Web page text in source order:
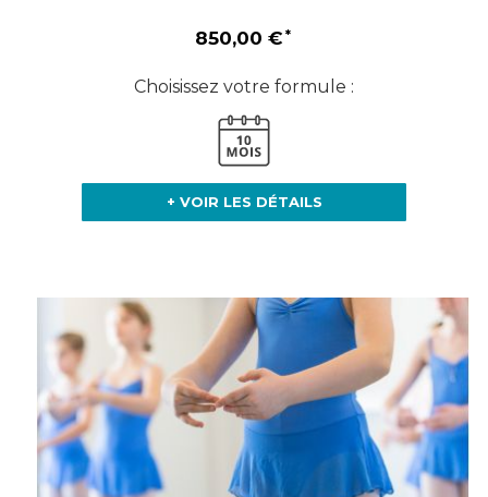
850,00 €
Choisissez votre formule :
+ VOIR LES DÉTAILS